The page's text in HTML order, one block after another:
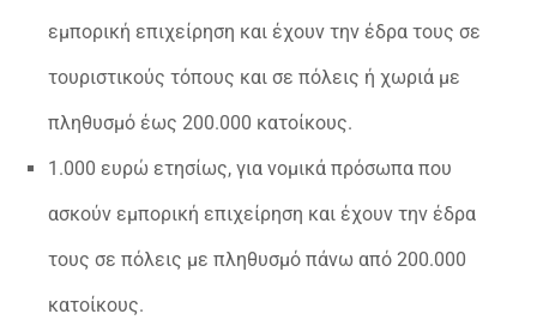
εμπορική επιχείρηση και έχουν την έδρα τους σε
τουριστικούς τόπους και σε πόλεις ή χωριά με
πληθυσμό έως 200.000 κατοίκους.
1.000 ευρώ ετησίως, για νομικά πρόσωπα που
ασκούν εμπορική επιχείρηση και έχουν την έδρα
τους σε πόλεις με πληθυσμό πάνω από 200.000
κατοίκους.